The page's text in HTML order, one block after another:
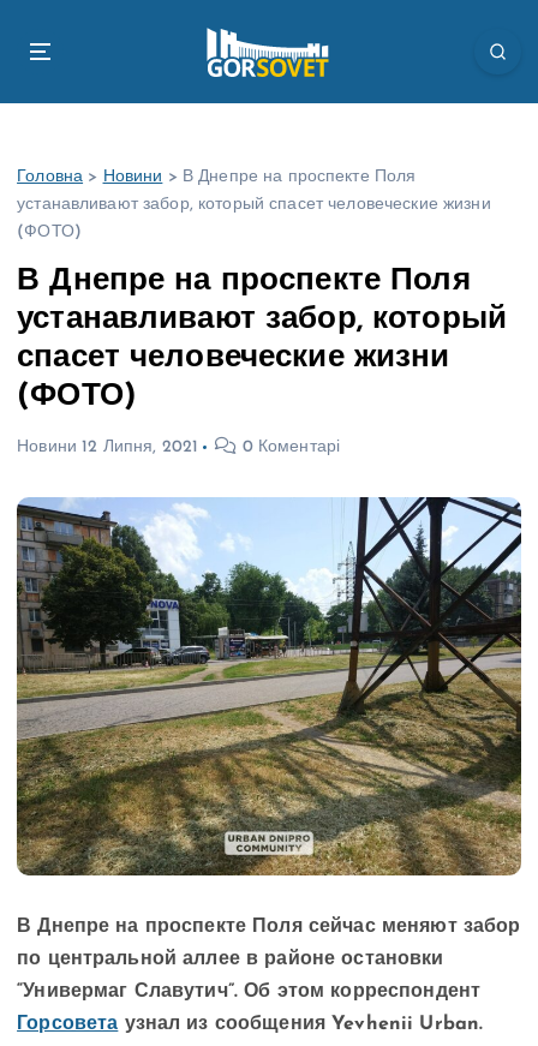
Головна > Новини > В Днепре на проспекте Поля
устанавливают забор, который спасет человеческие жизни
(ФОТО)
В Днепре на проспекте Поля
устанавливают забор, который
спасет человеческие жизни
(ФОТО)
Новини 12 Липня, 2021 0 Коментарі
В Днепре на проспекте Поля сейчас меняют забор
по центральной аллее в районе остановки
“Универмаг Славутич”. Об этом корреспондент
Горсовета узнал из сообщения Yevhenii Urban.